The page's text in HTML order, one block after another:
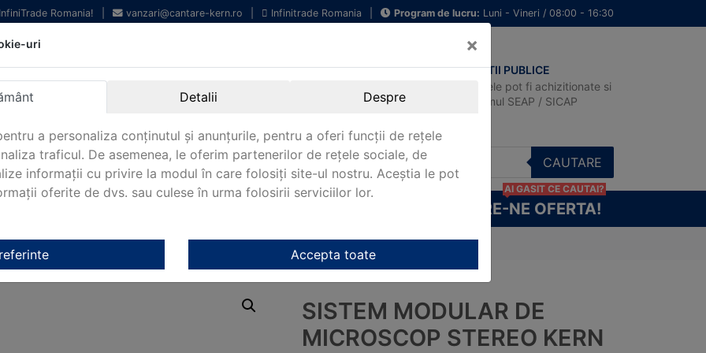
Romania! vanzari@cantare-kern.ro Infinitrade Romania Program de lucru: Luni - Vineri / 08:00 - 16:30
Echipamente profesionale
pentru laborator.
Garantie Internationala.
ACHIZITII PUBLICE
Produsele pot fi achizitionate si
in sistemul SEAP / SICAP
CAUTARE
CERE-NE OFERTA!
AI GASIT CE CAUTAI?
/Microscoape stereo Kern / Sistem modular de microscop stereo KERN OZB-A5203
SISTEM MODULAR DE
MICROSCOP STEREO KERN
uri ×
Detalii Despre
a personaliza conținutul și anunțurile, pentru a oferi funcții de rețele
traficul. De asemenea, le oferim partenerilor de rețele sociale, de
informații cu privire la modul în care folosiți site-ul nostru. Aceștia le pot
oferite de dvs. sau culese în urma folosirii serviciilor lor.
Accepta toate